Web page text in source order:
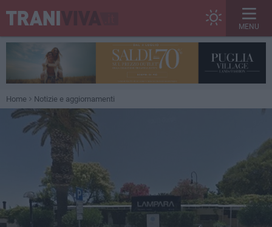
MENU
Home Notizie e aggiornamenti